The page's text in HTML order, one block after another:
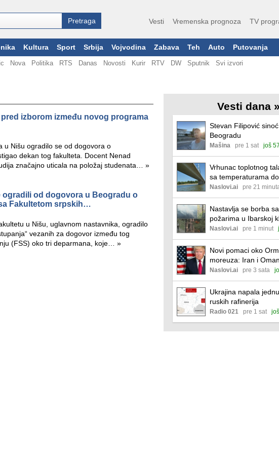
Vesti Vremenska prognoza TV
Kultura Sport Srbija Vojvodina Zabava Teh Auto Putovanja
Nova Politika RTS Danas Novosti Kurir RTV DW Sputnik Svi izvori
izborom između novog programa
u Nišu ogradilo se od dogovora o
dekan tog fakulteta. Docent Nenad
značajno uticala na položaj studenata… »
od dogovora u Beogradu o
Fakultetom srpskih…
u Nišu, uglavnom nastavnika, ogradilo
vezanih za dogovor između tog
(FSS) oko tri deparmana, koje… »
Vesti dana »
Stevan Filipović
Beogradu
Mašina pre 1 sat još
Vrhunac toplotnog
sa temperaturama
Naslovi.ai pre 21
Nastavlja se borba
požarima u Ibarskoj
Deliblatskoj peščari
Naslovi.ai pre 1 minut
Novi pomaci oko
moreuza: Iran i
privremenog
Naslovi.ai pre 3 sata
Ukrajina napala
ruskih rafinerija
Radio 021 pre 1 sat